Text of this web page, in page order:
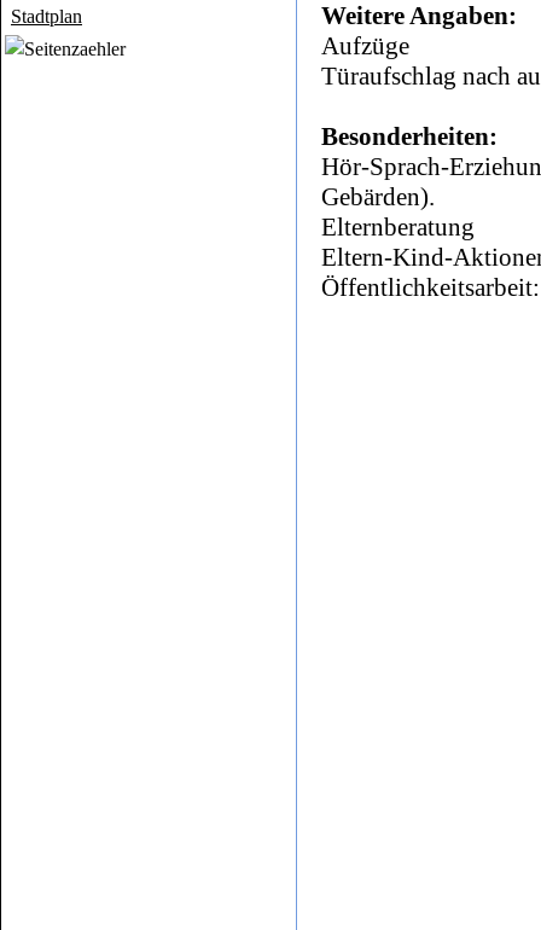
Stadtplan
Weitere Angaben:
Aufzüge
Türaufschlag nach
Besonderheiten:
Hör-Sprach-
Gebärden).
Elternberatung
Eltern-Kind-